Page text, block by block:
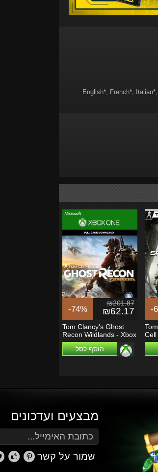
English*, French*,
-74%
₪201.87
₪62.17
Tom Clancy's Ghost
Recon Wildlands - Xbox
One (Digital...
הוסף לסל
-
Cell
מבצעים ועדכונים
הזן את כתובת הדוא"ל שלך כדי להירשם
שמור על קשר